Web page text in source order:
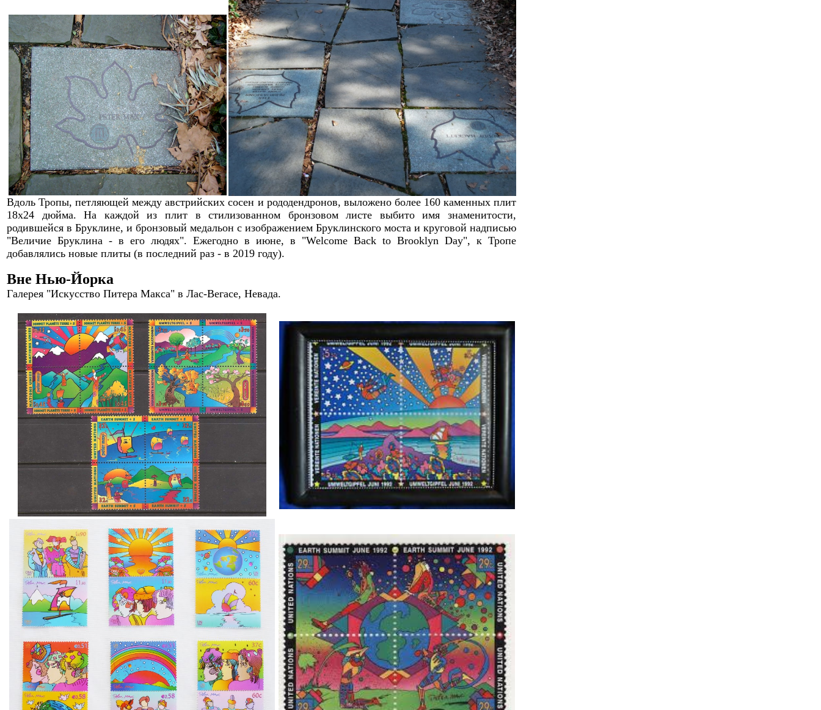
Вдоль Тропы, петляющей между австрийских сосен и рододендронов, выложено более 160 каменных плит
18х24 дюйма. На каждой из плитв стилизованном бронзовом листе выбито имязнаменитости,
родившейся в Бруклине, и бронзовый медальон с изображением Бруклинского моста и круговой надписью
"Величие Бруклина - в его людях". Ежегодно в июне, в "Welcome Back to Brooklyn Day", к Тропе
добавлялись новые плиты (в последний раз - в 2019 году).
Вне Нью-Йорка
Галерея "Искусство Питера Макса" в Лас-Вегасе, Невада.